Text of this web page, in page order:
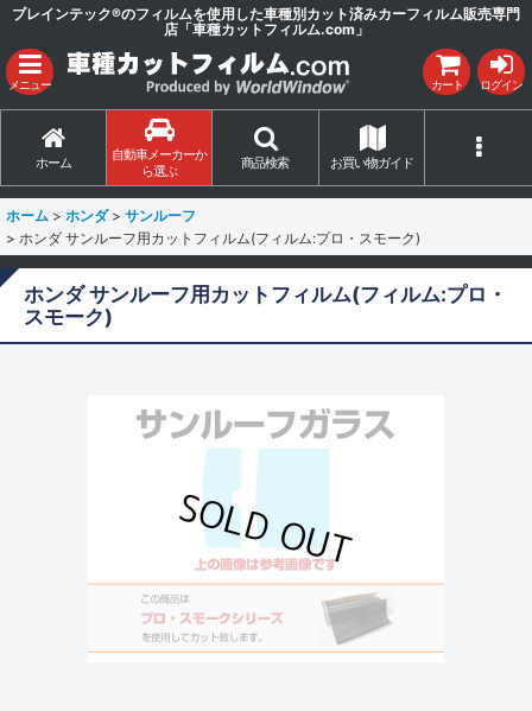
ブレインテック®のフィルムを使用した車種別カット済みカーフィルム販売専門
店「車種カットフィルム.com」
メニュー カート ログイン
ホーム
自動車メーカーか
ら選ぶ
商品検索 お買い物ガイド
ホーム > ホンダ > サンルーフ
> ホンダ サンルーフ用カットフィルム(フィルム:プロ・スモーク)
ホンダ サンルーフ用カットフィルム(フィルム:プロ・
スモーク)